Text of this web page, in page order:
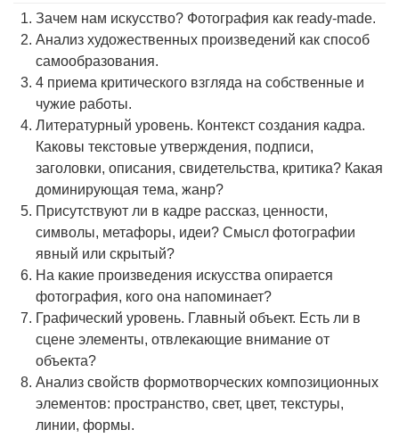
Зачем нам искусство? Фотография как ready-made.
Анализ художественных произведений как способ
самообразования.
4 приема критического взгляда на собственные и
чужие работы.
Литературный уровень. Контекст создания кадра.
Каковы текстовые утверждения, подписи,
заголовки, описания, свидетельства, критика? Какая
доминирующая тема, жанр?
Присутствуют ли в кадре рассказ, ценности,
символы, метафоры, идеи? Смысл фотографии
явный или скрытый?
На какие произведения искусства опирается
фотография, кого она напоминает?
Графический уровень. Главный объект. Есть ли в
сцене элементы, отвлекающие внимание от
объекта?
Анализ свойств формотворческих композиционных
элементов: пространство, свет, цвет, текстуры,
линии, формы.